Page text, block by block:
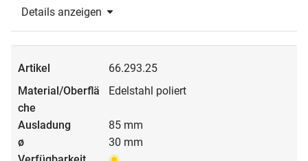
Details anzeigen
66.293.25
Edelstahl poliert
85 mm
30 mm